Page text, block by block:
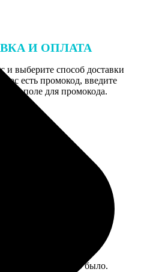
И ОПЛАТА
и выберите способ доставки
у вас есть промокод, введите
поле для промокода.
приятно было.